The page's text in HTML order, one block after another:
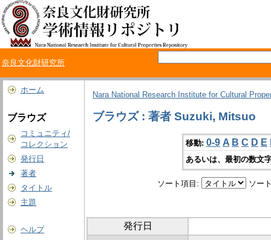
奈良文化財研究所
ホーム
ブラウズ
コミュニティ/
コレクション
発行日
著者
タイトル
主題
ヘルプ
Nara National Research Institute for Cultural
ブラウズ : 著者 Suzuki, Mitsuo
移動: 0-9 A B C D E
あるいは、最初の数文
ソート項目: ソー
発行日